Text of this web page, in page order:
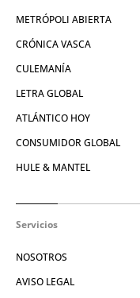
METRÓPOLI ABIERTA
CRÓNICA VASCA
CULEMANÍA
LETRA GLOBAL
ATLÁNTICO HOY
CONSUMIDOR GLOBAL
HULE & MANTEL
Servicios
NOSOTROS
AVISO LEGAL